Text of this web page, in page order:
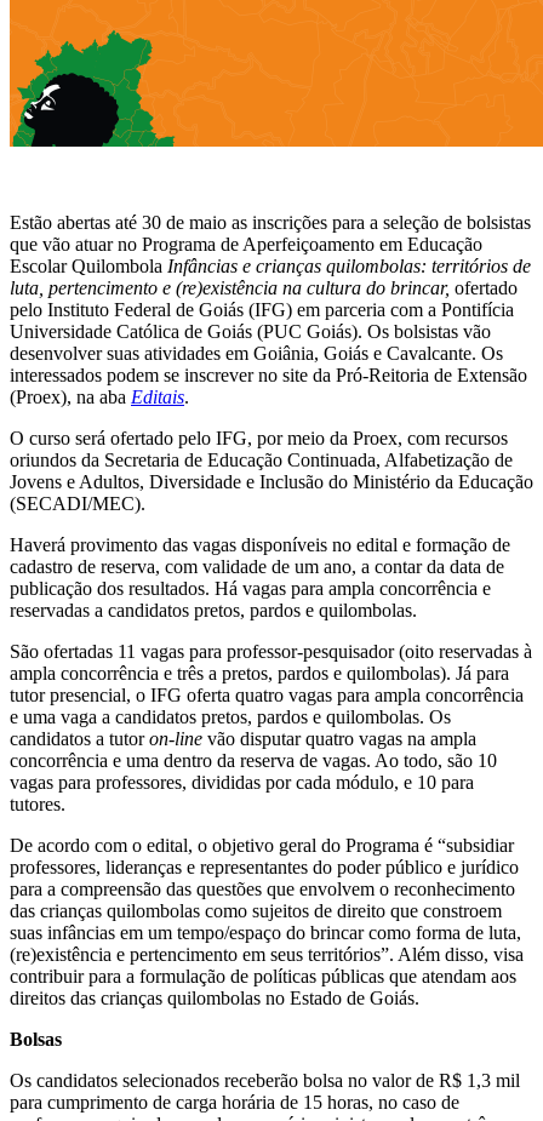
Estão abertas até 30 de maio as inscrições para a seleção de bolsistas
que vão atuar no Programa de Aperfeiçoamento em Educação
Escolar Quilombola Infâncias e crianças quilombolas: territórios de
luta, pertencimento e (re)existência na cultura do brincar, ofertado
pelo Instituto Federal de Goiás (IFG) em parceria com a Pontifícia
Universidade Católica de Goiás (PUC Goiás). Os bolsistas vão
desenvolver suas atividades em Goiânia, Goiás e Cavalcante. Os
interessados podem se inscrever no site da Pró-Reitoria de Extensão
(Proex), na aba Editais.
O curso será ofertado pelo IFG, por meio da Proex, com recursos
oriundos da Secretaria de Educação Continuada, Alfabetização de
Jovens e Adultos, Diversidade e Inclusão do Ministério da Educação
(SECADI/MEC).
Haverá provimento das vagas disponíveis no edital e formação de
cadastro de reserva, com validade de um ano, a contar da data de
publicação dos resultados. Há vagas para ampla concorrência e
reservadas a candidatos pretos, pardos e quilombolas.
São ofertadas 11 vagas para professor-pesquisador (oito reservadas à
ampla concorrência e três a pretos, pardos e quilombolas). Já para
tutor presencial, o IFG oferta quatro vagas para ampla concorrência
e uma vaga a candidatos pretos, pardos e quilombolas. Os
candidatos a tutoron-line vão disputar quatro vagas na ampla
concorrência e uma dentro da reserva de vagas. Ao todo, são 10
vagas para professores, divididas por cada módulo, e 10 para
tutores.
De acordo com o edital, o objetivo geral do Programa é “subsidiar
professores, lideranças e representantes do poder público e jurídico
para a compreensão das questões que envolvem o reconhecimento
das crianças quilombolas como sujeitos de direito que constroem
suas infâncias em um tempo/espaço do brincar como forma de luta,
(re)existência e pertencimento em seus territórios”. Além disso, visa
contribuir para a formulação de políticas públicas que atendam aos
direitos das crianças quilombolas no Estado de Goiás.
Bolsas
Os candidatos selecionados receberão bolsa no valor de R$ 1,3 mil
para cumprimento de carga horária de 15 horas, no caso de